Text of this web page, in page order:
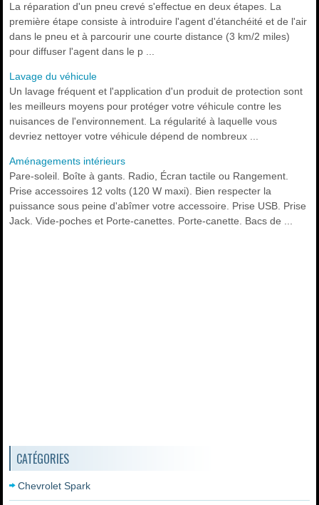
La réparation d'un pneu crevé s'effectue en deux étapes. La
première étape consiste à introduire l'agent d'étanchéité et de l'air
dans le pneu et à parcourir une courte distance (3 km/2 miles)
pour diffuser l'agent dans le p ...
Lavage du véhicule
Un lavage fréquent et l'application d'un produit de protection sont
les meilleurs moyens pour protéger votre véhicule contre les
nuisances de l'environnement. La régularité à laquelle vous
devriez nettoyer votre véhicule dépend de nombreux ...
Aménagements intérieurs
Pare-soleil. Boîte à gants. Radio, Écran tactile ou Rangement.
Prise accessoires 12 volts (120 W maxi). Bien respecter la
puissance sous peine d'abîmer votre accessoire. Prise USB. Prise
Jack. Vide-poches et Porte-canettes. Porte-canette. Bacs de ...
CATÉGORIES
Chevrolet Spark